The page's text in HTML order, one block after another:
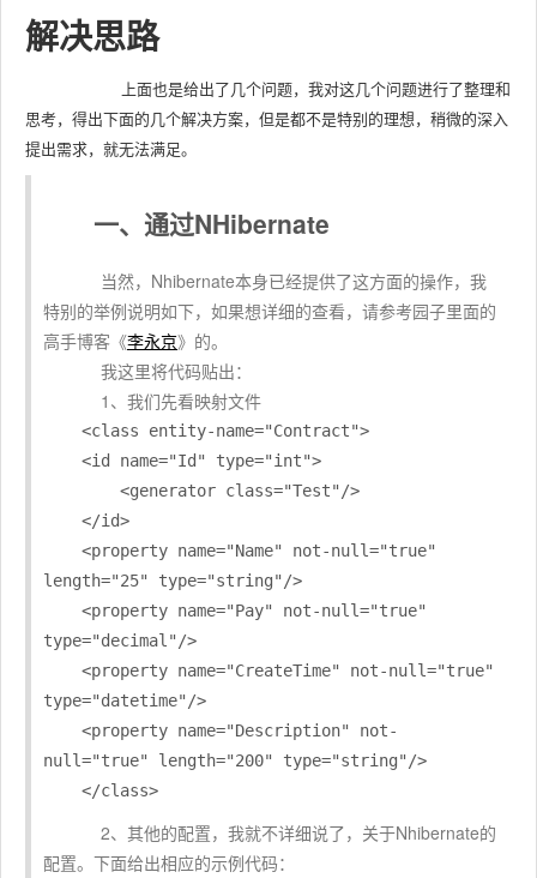
解决思路
上面也是给出了几个问题，我对这几个问题进行了整理和
思考，得出下面的几个解决方案，但是都不是特别的理想，稍微的深入
提出需求，就无法满足。
一、通过NHibernate
当然，Nhibernate本身已经提供了这方面的操作，我
特别的举例说明如下，如果想详细的查看，请参考园子里面的
高手博客《李永京》的。
我这里将代码贴出：
1、我们先看映射文件
length="25" type="string"/>
type="decimal"/>
type="datetime"/>
null="true" length="200" type="string"/>
    </class>
2、其他的配置，我就不详细说了，关于Nhibernate的
配置。下面给出相应的示例代码：